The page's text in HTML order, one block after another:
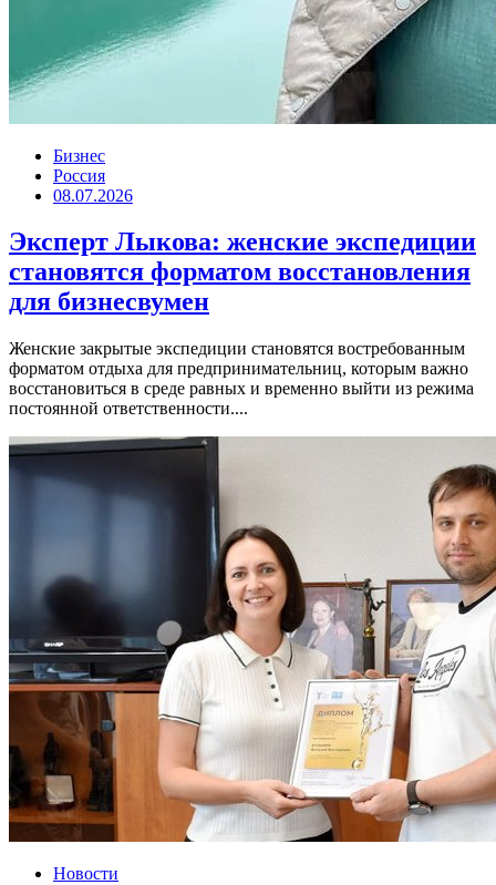
Бизнес
Россия
08.07.2026
Эксперт Лыкова: женские экспедиции
становятся форматом восстановления
для бизнесвумен
Женские закрытые экспедиции становятся востребованным
форматом отдыха для предпринимательниц, которым важно
восстановиться в среде равных и временно выйти из режима
постоянной ответственности....
Новости